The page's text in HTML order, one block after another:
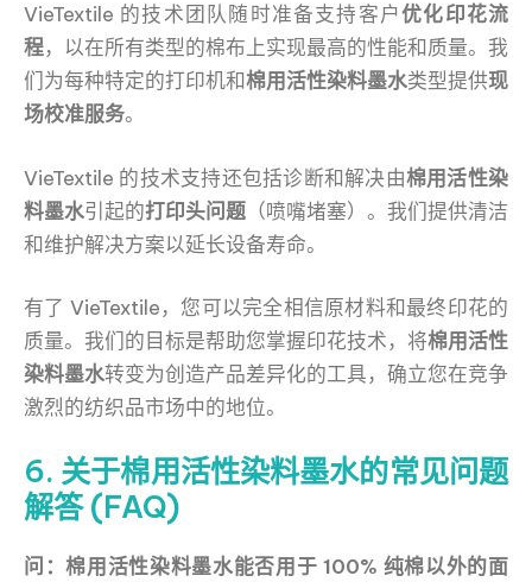
VieTextile 的技术团队随时准备支持客户优化印花流
程，以在所有类型的棉布上实现最高的性能和质量。我
们为每种特定的打印机和棉用活性染料墨水类型提供现
场校准服务。
VieTextile 的技术支持还包括诊断和解决由棉用活性染
料墨水引起的打印头问题 （喷嘴堵塞）。我们提供清洁
和维护解决方案以延长设备寿命。
有了 VieTextile，您可以完全相信原材料和最终印花的
质量。我们的目标是帮助您掌握印花技术，将棉用活性
染料墨水转变为创造产品差异化的工具，确立您在竞争
激烈的纺织品市场中的地位。
6. 关于棉用活性染料墨水的常见问题
解答 (FAQ)
问：棉用活性染料墨水能否用于 100% 纯棉以外的面